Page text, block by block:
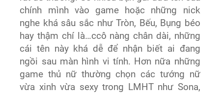
chính mình vào game hoặc những nick
nghe khá sâu sắc như Tròn, Bếu, Bụng béo
hay thậm chí là…ccô nàng chân dài, những
cái tên này khá dễ để nhận biết ai đang
ngồi sau màn hình vi tính. Hơn nữa những
game thủ nữ thường chọn các tướng nữ
vừa xinh vừa sexy trong LMHT như Sona,